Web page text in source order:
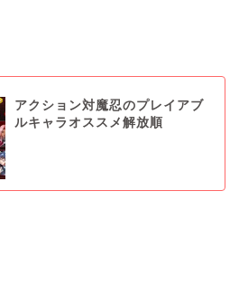
アクション対魔忍のプレイアブ
ルキャラオススメ解放順